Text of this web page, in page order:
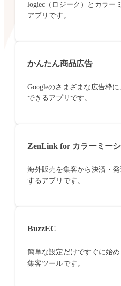
logiec（ロジーク）とカラー
アプリです。
かんたん商品広告
Googleのさまざまな広告枠
できるアプリです。
ZenLink for カラーミー
海外販売を集客から決済・
するアプリです。
BuzzEC
簡単な設定だけですぐに始
集客ツールです。